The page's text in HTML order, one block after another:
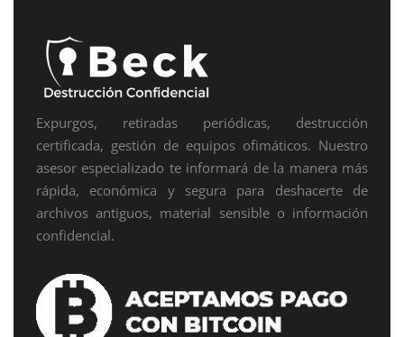
Expurgos, retiradas periódicas, destrucción
certificada, gestión de equipos ofimáticos. Nuestro
asesor especializado te informará de la manera más
rápida, económica y segura para deshacerte de
archivos antiguos, material sensible o información
confidencial.